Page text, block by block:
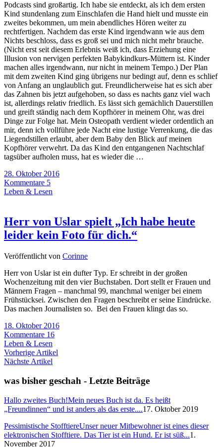
Podcasts sind großartig. Ich habe sie entdeckt, als ich dem ersten
Kind stundenlang zum Einschlafen die Hand hielt und musste ein
zweites bekommen, um mein abendliches Hören weiter zu
rechtfertigen. Nachdem das erste Kind irgendwann wie aus dem
Nichts beschloss, dass es groß sei und mich nicht mehr brauche.
(Nicht erst seit diesem Erlebnis weiß ich, dass Erziehung eine
Illusion von nervigen perfekten Babykindkurs-Müttern ist. Kinder
machen alles irgendwann, nur nicht in meinem Tempo.) Der Plan
mit dem zweiten Kind ging übrigens nur bedingt auf, denn es schlief
von Anfang an unglaublich gut. Freundlicherweise hat es sich aber
das Zahnen bis jetzt aufgehoben, so dass es nachts ganz viel wach
ist, allerdings relativ friedlich. Es lässt sich gemächlich Dauerstillen
und greift ständig nach dem Kopfhörer in meinem Ohr, was drei
Dinge zur Folge hat. Mein Osteopath verdient wieder ordentlich an
mir, denn ich vollführe jede Nacht eine lustige Verrenkung, die das
Liegendstillen erlaubt, aber dem Baby den Blick auf meinen
Kopfhörer verwehrt. Da das Kind den entgangenen Nachtschlaf
tagsüber aufholen muss, hat es wieder die …
28. Oktober 2016
Kommentare 5
Leben & Lesen
Herr von Uslar spielt „Ich habe heute
leider kein Foto für dich.“
Veröffentlicht von Corinne
Herr von Uslar ist ein dufter Typ. Er schreibt in der großen
Wochenzeitung mit den vier Buchstaben. Dort stellt er Frauen und
Männern Fragen – manchmal 99, manchmal weniger bei einem
Frühstücksei. Zwischen den Fragen beschreibt er seine Eindrücke.
Das machen Journalisten so. Bei den Frauen klingt das so.
18. Oktober 2016
Kommentare 16
Leben & Lesen
Vorherige Artikel
Nächste Artikel
was bisher geschah - Letzte Beiträge
Hallo zweites Buch!Mein neues Buch ist da. Es heißt
„Freundinnen“ und ist anders als das erste....17. Oktober 2019
Pessimistische StofftiereUnser neuer Mitbewohner ist eines dieser
elektronischen Stofftiere. Das Tier ist ein Hund. Er ist süß...1.
November 2017